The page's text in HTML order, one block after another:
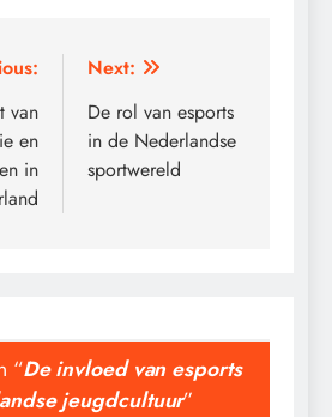
van
en
in
Next:
De rol van esports
in de Nederlandse
sportwereld
“De invloed van esports
jeugdcultuur”